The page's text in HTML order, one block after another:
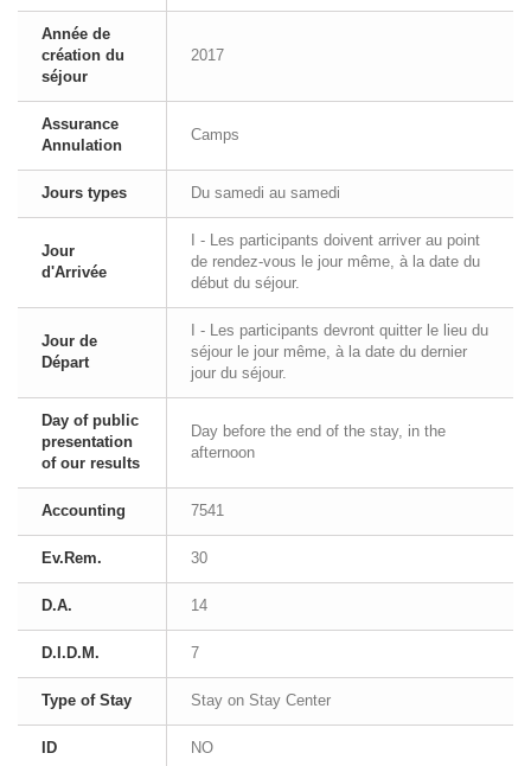
Année de
création du
séjour
2017
Assurance
Annulation
Camps
Jours types Du samedi au samedi
Jour
d'Arrivée
I - Les participants doivent arriver au point
de rendez-vous le jour même, à la date du
début du séjour.
Jour de
Départ
I - Les participants devront quitter le lieu du
séjour le jour même, à la date du dernier
jour du séjour.
Day of public
presentation
of our results
Day before the end of the stay, in the
afternoon
Accounting 7541
Ev.Rem. 30
D.A. 14
D.I.D.M. 7
Type of Stay Stay on Stay Center
ID NO